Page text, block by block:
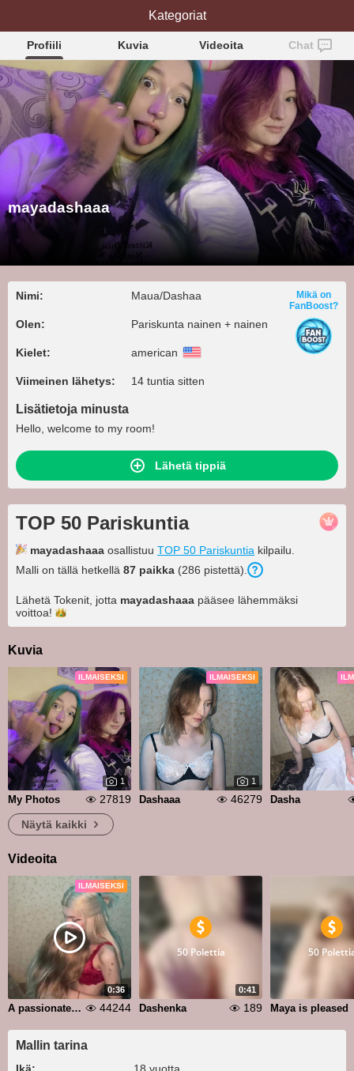
mayadashaaa
Profiili Kuvia Videoita Chat
mayadashaaa
Nimi: Maua/Dashaa
Olen: Pariskunta nainen + nainen
Kielet: american
Viimeinen lähetys: 14 tuntia sitten
Mikä on
FanBoost?
Lisätietoja minusta
Hello, welcome to my room!
Lähetä tippiä
TOP 50 Pariskuntia
mayadashaaa osallistuu TOP 50 Pariskuntia kilpailu.
Malli on tällä hetkellä 87 paikka (286 pistettä).
Lähetä Tokenit, jotta mayadashaaa pääsee lähemmäksi
voittoa!
Kuvia
ILMAISEKSI
1
My Photos 27819
ILMAISEKSI
1
Dashaaa 46279 Dasha
Näytä kaikki
Videoita
ILMAISEKSI
0:36
A passionate kiss 44244
0:41
50 Polettia
Dashenka 189
50
Maya is pleased
Mallin tarina
Kategoriat